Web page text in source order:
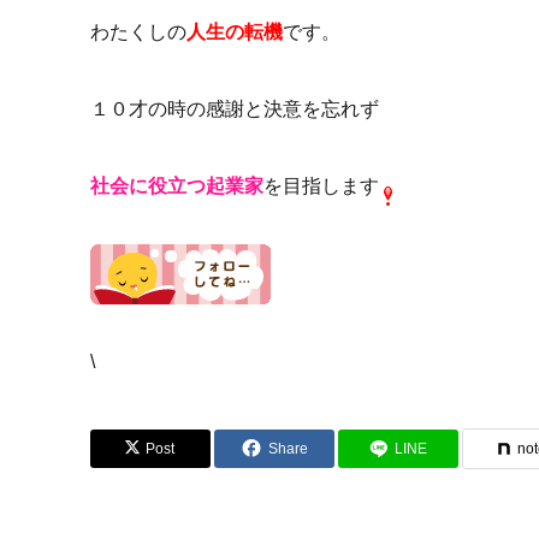
わたくしの人生の転機です。
１０才の時の感謝と決意を忘れず
社会に役立つ起業家を目指します
\
Post Share LINE